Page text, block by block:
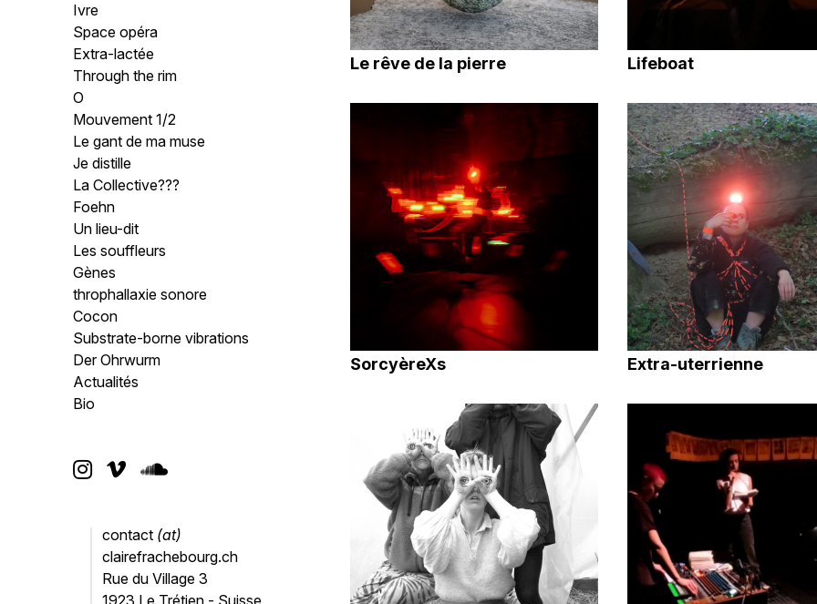
Ivre
Space opéra
Extra-lactée
Through the rim
O
Mouvement 1/2
Le gant de ma muse
Je distille
La Collective???
Foehn
Un lieu-dit
Les souffleurs
Gènes
throphallaxie sonore
Cocon
Substrate-borne vibrations
Der Ohrwurm
Actualités
Bio
  
Le rêve de la pierre Lifeboat
SorcyèreXs Extra-uterrienne
contact (at)
clairefrachebourg.ch
Rue du Village 3
1923 Le Trétien - Suisse